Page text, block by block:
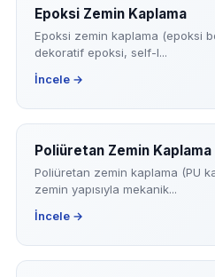
Epoksi Zemin Kaplama
Epoksi zemin kaplama (epoksi
dekoratif epoksi, self-l...
İncele →
Poliüretan Zemin Kaplama
Poliüretan zemin kaplama (PU
zemin yapısıyla mekanik...
İncele →